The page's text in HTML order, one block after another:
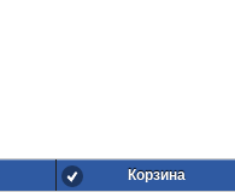
Корзина